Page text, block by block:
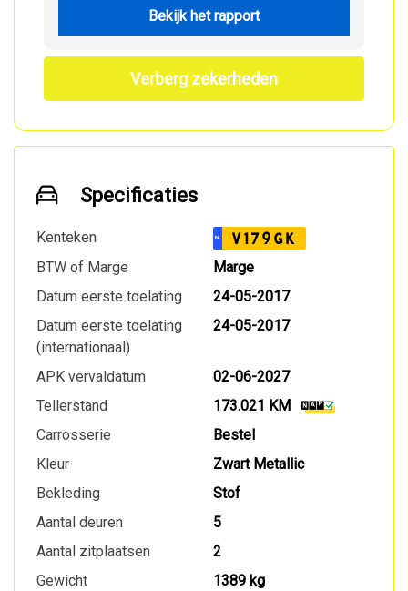
Bekijk het rapport
Verberg zekerheden
Specificaties
Kenteken NL V179GK
BTW of Marge
Marge
Datum eerste toelating
24-05-2017
Datum eerste toelating
(internationaal)
24-05-2017
APK vervaldatum
02-06-2027
Tellerstand
173.021 KM
Carrosserie
Bestel
Kleur
Zwart Metallic
Bekleding
Stof
Aantal deuren
5
Aantal zitplaatsen
2
Gewicht
1389 kg